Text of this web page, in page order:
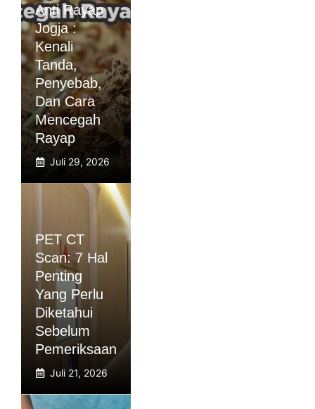
Anti Rayap
Jogja :
Kenali
Tanda,
Penyebab,
Dan Cara
Mencegah
Rayap
Juli 29, 2026
PET CT
Scan: 7 Hal
Penting
Yang Perlu
Diketahui
Sebelum
Pemeriksaan
Juli 21, 2026